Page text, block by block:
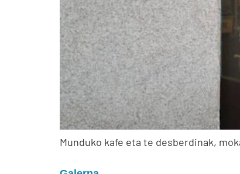
Munduko kafe eta te desberdinak,